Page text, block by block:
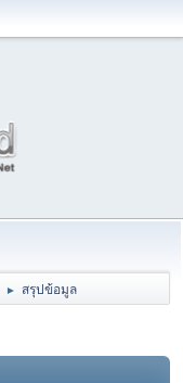
► สรุปข้อมูล